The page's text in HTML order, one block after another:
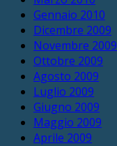
Gennaio 2010
Dicembre 2009
Novembre 2009
Ottobre 2009
Agosto 2009
Luglio 2009
Giugno 2009
Maggio 2009
Aprile 2009